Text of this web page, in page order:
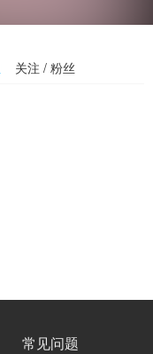
关注 / 粉丝
常见问题